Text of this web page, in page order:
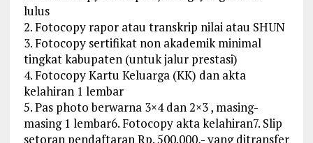
lulus
2. Fotocopy rapor atau transkrip nilai atau SHUN
3. Fotocopy sertifikat non akademik minimal
tingkat kabupaten (untuk jalur prestasi)
4. Fotocopy Kartu Keluarga (KK) dan akta
kelahiran 1 lembar
5. Pas photo berwarna 3×4 dan 2×3 , masing-
masing 1 lembar6. Fotocopy akta kelahiran7. Slip
setoran pendaftaran Rp. 500.000,- yang ditransfer